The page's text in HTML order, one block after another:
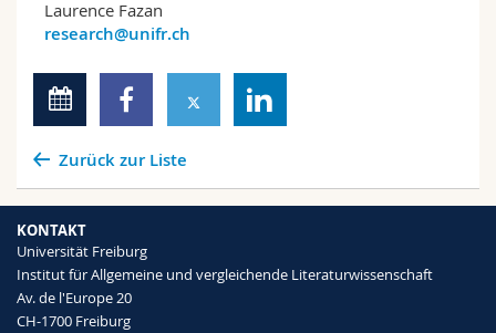
Laurence Fazan
research@unifr.ch
Zurück zur Liste
KONTAKT
Universität Freiburg
Institut für Allgemeine und vergleichende Literaturwissenschaft
Av. de l'Europe 20
CH-1700 Freiburg